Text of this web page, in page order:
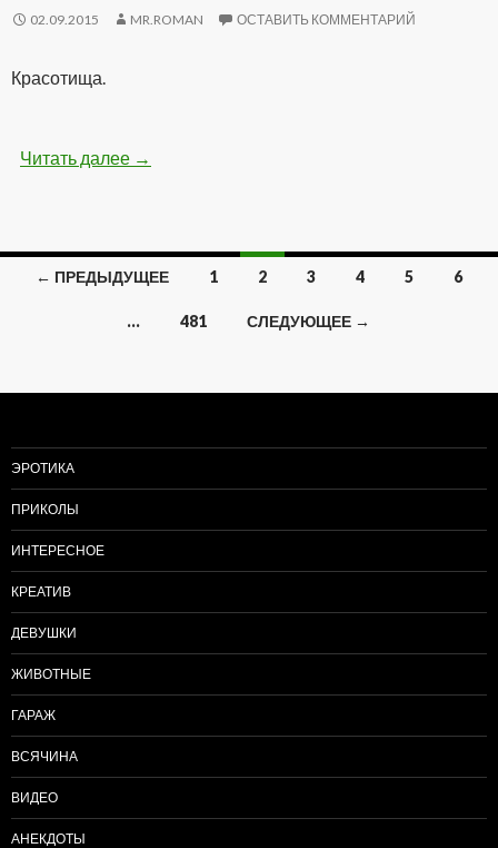
02.09.2015 MR.ROMAN ОСТАВИТЬ КОММЕНТАРИЙ
Красотища.
Читать далее Удивительные картины от Jeffrey Smith (9
→
Навигация
записям
← ПРЕДЫДУЩЕЕ 1 2 3 4 5 6
… 481 СЛЕДУЮЩЕЕ →
ЭРОТИКА
ПРИКОЛЫ
ИНТЕРЕСНОЕ
КРЕАТИВ
ДЕВУШКИ
ЖИВОТНЫЕ
ГАРАЖ
ВСЯЧИНА
ВИДЕО
АНЕКДОТЫ